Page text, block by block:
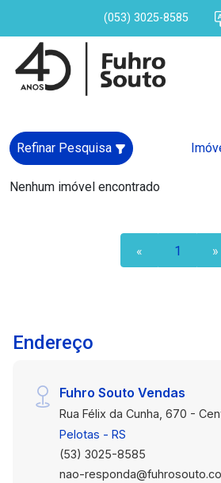
(053) 3025-8585
Refinar Pesquisa
Nenhum imóvel encontrado
« 1 »
Endereço
Fuhro Souto Vendas
Rua Félix da Cunha, 670 -
Pelotas - RS
(53) 3025-8585
nao-